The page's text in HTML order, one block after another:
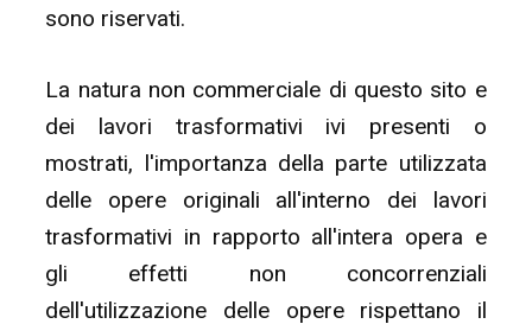
sono riservati.
La natura non commerciale di questo sito e
dei lavori trasformativi ivi presenti o
mostrati, l'importanza della parte utilizzata
delle opere originali all'interno dei lavori
trasformativi in rapporto all'intera opera e
gli effetti non concorrenziali
dell'utilizzazione delle opere rispettano il